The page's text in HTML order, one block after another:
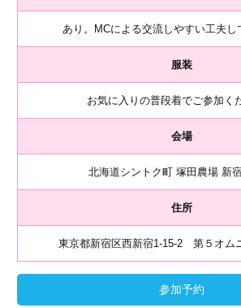
あり。MCによる交流しやすい工夫し
服装
お気に入りの普段着でご参加く
会場
北海道シントク町 塚田農場 新
住所
東京都新宿区西新宿1-15-2 第５オム
参加予約